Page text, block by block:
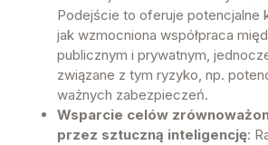
Podejście to oferuje potencjalne
jak wzmocniona współpraca
publicznym i prywatnym,
związane z tym ryzyko, np.
ważnych zabezpieczeń.
Wsparcie celów
przez sztuczną inteligencję: